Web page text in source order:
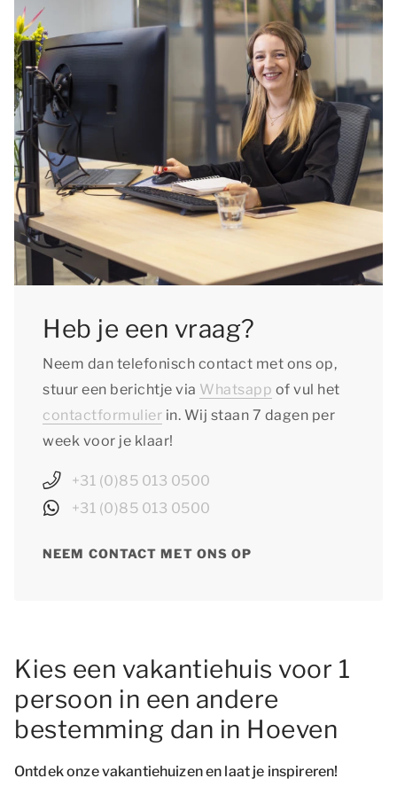
Heb je een vraag?
Neem dan telefonisch contact met ons op,
stuur een berichtje via Whatsapp of vul het
contactformulier in. Wij staan 7 dagen per
week voor je klaar!
+31 (0)85 013 0500
+31 (0)85 013 0500
NEEM CONTACT MET ONS OP
Kies een vakantiehuis voor 1
persoon in een andere
bestemming dan in Hoeven
Ontdek onze vakantiehuizen en laat je inspireren!